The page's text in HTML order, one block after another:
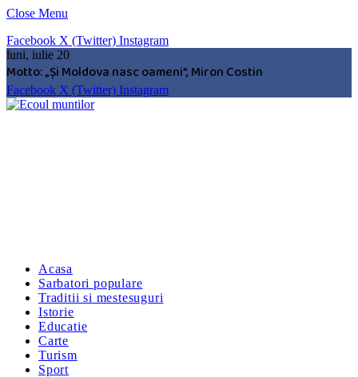
Close Menu
Facebook X (Twitter) Instagram
luni, iulie 20
Motto: „Şi Moldova nasc oameni”, Miron Costin
Facebook X (Twitter) Instagram
Acasa
Sarbatori populare
Traditii si mestesuguri
Istorie
Educatie
Carte
Turism
Sport